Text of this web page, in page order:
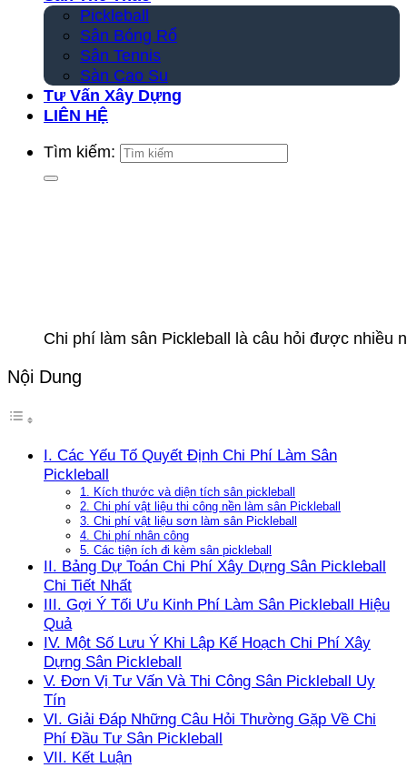
Pickleball
Sân Bóng Rổ
Sân Tennis
Sàn Cao Su
Tư Vấn Xây Dựng
LIÊN HỆ
Tìm kiếm:
Chi phí làm sân Pickleball là câu hỏi được nhiều
Nội Dung
I. Các Yếu Tố Quyết Định Chi Phí Làm Sân
Pickleball
1. Kích thước và diện tích sân pickleball
2. Chi phí vật liệu thi công nền làm sân Pickleball
3. Chi phí vật liệu sơn làm sân Pickleball
4. Chi phí nhân công
5. Các tiện ích đi kèm sân pickleball
II. Bảng Dự Toán Chi Phí Xây Dựng Sân Pickleball
Chi Tiết Nhất
III. Gợi Ý Tối Ưu Kinh Phí Làm Sân Pickleball Hiệu
Quả
IV. Một Số Lưu Ý Khi Lập Kế Hoạch Chi Phí Xây
Dựng Sân Pickleball
V. Đơn Vị Tư Vấn Và Thi Công Sân Pickleball Uy
Tín
VI. Giải Đáp Những Câu Hỏi Thường Gặp Về Chi
Phí Đầu Tư Sân Pickleball
VII. Kết Luận